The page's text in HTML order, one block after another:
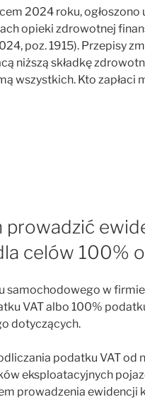
2024 roku, ogłoszono
opieki zdrowotnej
poz. 1915). Przepisy
niższą składkę
wszystkich. Kto zapłaci
prowadzić
celów 100%
samochodowego w
VAT albo 100%
dotyczących.
podatku VAT od
eksploatacyjnych
prowadzenia ewidencji